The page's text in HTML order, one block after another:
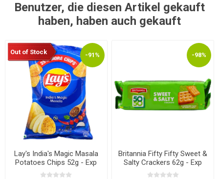
Benutzer, die diesen Artikel gekauft
haben, haben auch gekauft
-91%
Out of Stock
Lay's India's Magic Masala
Potatoes Chips 52g - Exp
30.05.2026
-98%
Britannia Fifty Fifty Sweet &
Salty Crackers 62g - Exp
12.03.2026